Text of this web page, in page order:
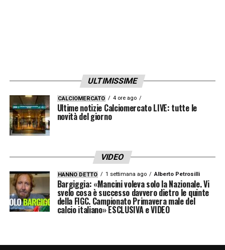
qualità dell’organico. I tifosi granata
attendono ora di conoscere la data della
conferenza stampa di presentazione, pronti
a sostenere il nuovo progetto tecnico che
LA PLAYLIST DELLE NOSTRE TOP NEWS
ULTIMISSIME
CALCIOMERCATO 4 ore ago
Ultime notizie Calciomercato LIVE: tutte le
novità del giorno
VIDEO
HANNO DETTO 1 settimana ago Alberto Petrosilli
Bargiggia: «Mancini voleva solo la Nazionale. Vi
svelo cosa è successo davvero dietro le quinte
della FIGC. Campionato Primavera male del
calcio italiano» ESCLUSIVA e VIDEO